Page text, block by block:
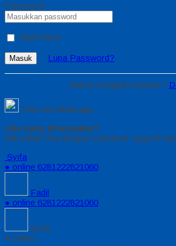
Password
Ingat Saya
Masuk Lupa Password?
Belum menjadi member?
Chat via Whatsapp
Ada yang ditanyakan?
Klik untuk chat dengan customer support
Syifa
● online 6281222821060
Fadil
● online 6281222821060
Syifa
● online